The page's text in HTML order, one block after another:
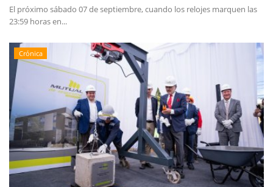
El próximo sábado 07 de septiembre, cuando los relojes marquen las
23:59 horas en...
Crónica